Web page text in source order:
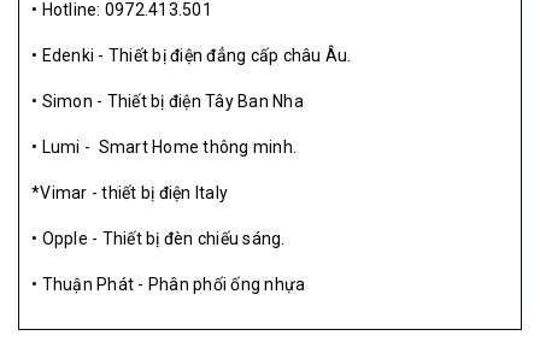
• Hotline: 0972.413.501
• Edenki - Thiết bị điện đẳng cấp châu Âu.
• Simon - Thiết bị điện Tây Ban Nha
• Lumi - Smart Home thông minh.
*Vimar - thiết bị điện Italy
• Opple - Thiết bị đèn chiếu sáng.
• Thuận Phát - Phân phối ống nhựa